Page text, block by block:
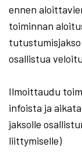
ennen
toiminnan
tutustumisjakso
osallistua
Ilmoittaudu
infoista ja
jaksolle
liittymiselle)